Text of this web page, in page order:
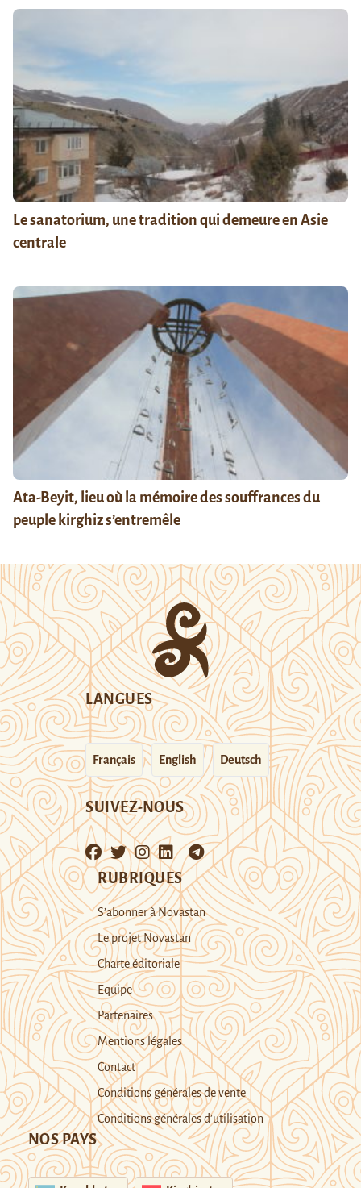
Le sanatorium, une tradition qui demeure en Asie
centrale
Ata-Beyit, lieu où la mémoire des souffrances du
peuple kirghiz s’entremêle
LANGUES
Français English Deutsch
SUIVEZ-NOUS
RUBRIQUES
S’abonner à Novastan
Le projet Novastan
Charte éditoriale
Equipe
Partenaires
Mentions légales
Contact
Conditions générales de vente
Conditions générales d’utilisation
NOS PAYS